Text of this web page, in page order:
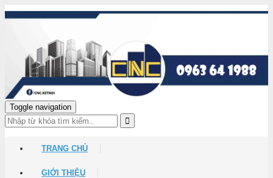
Toggle navigation
TRANG CHỦ
GIỚI THIỆU